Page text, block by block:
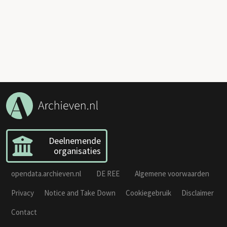
Deelnemende
organisaties
opendata.archieven.nl DE REE
Algemene voorwaarden
Privacy
Notice and Take Down Cookiegebruik
Disclaimer
Contact